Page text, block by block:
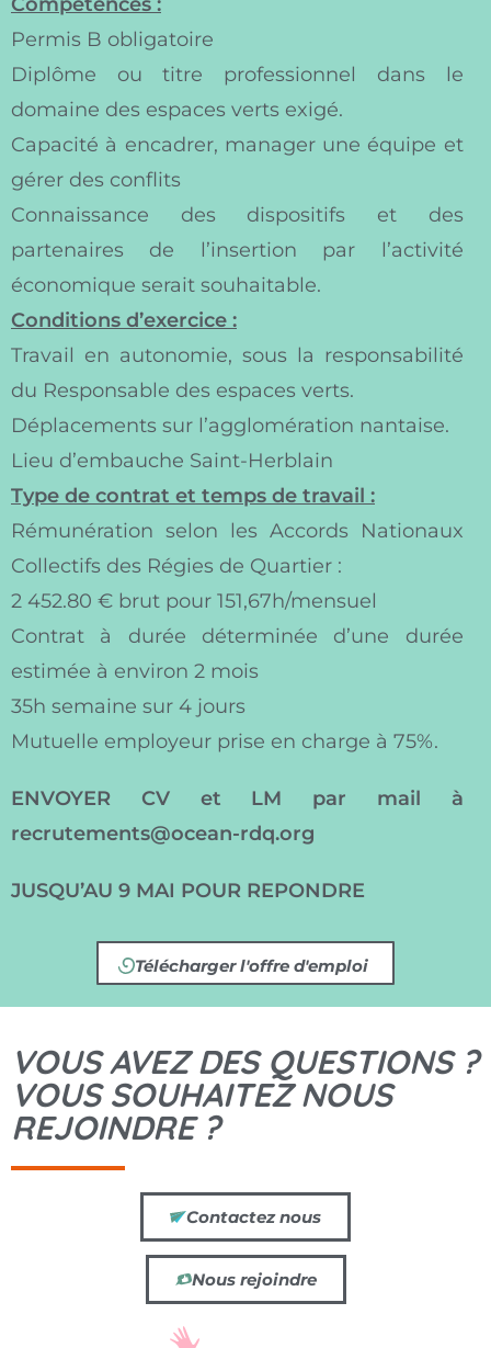
Permis B obligatoire
Diplôme ou titre professionnel dans le
domaine des espaces verts exigé.
Capacité à encadrer, manager une équipe et
gérer des conflits
Connaissance des dispositifs et des
partenaires de l’insertion par l’activité
économique serait souhaitable.
Conditions d’exercice :
Travail en autonomie, sous la responsabilité
du Responsable des espaces verts.
Déplacements sur l’agglomération nantaise.
Lieu d’embauche Saint-Herblain
Type de contrat et temps de travail :
Rémunération selon les Accords Nationaux
Collectifs des Régies de Quartier :
2 452.80 € brut pour 151,67h/mensuel
Contrat à durée déterminée d’une durée
estimée à environ 2 mois
35h semaine sur 4 jours
Mutuelle employeur prise en charge à 75%.
ENVOYER CV et LM par mail à
recrutements@ocean-rdq.org
JUSQU’AU 9 MAI POUR REPONDRE
Télécharger l'offre d'emploi
VOUS AVEZ DES QUESTIONS ?
VOUS SOUHAITEZ NOUS
REJOINDRE ?
Contactez nous
Nous rejoindre